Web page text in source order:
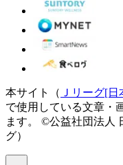
本サイト（ Ｊリーグ[
で使用している文章・
ます。
©公益社団法人
グ）